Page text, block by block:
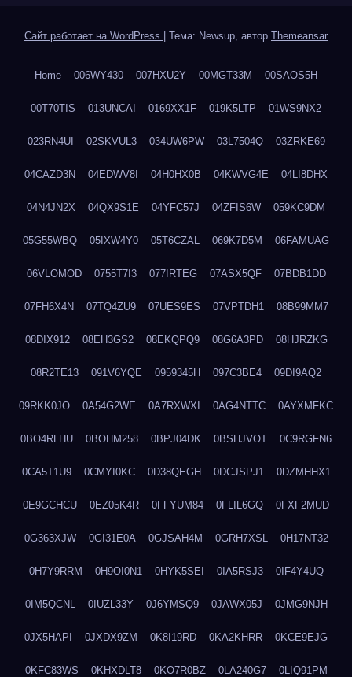
Сайт работает на WordPress Тема: Newsup, автор Themeansar
Home 006WY430 007HXU2Y 00MGT33M 00SAOS5H
00T70TIS 013UNCAI 0169XX1F 019K5LTP 01WS9NX2
023RN4UI 02SKVUL3 034UW6PW 03L7504Q 03ZRKE69
04CAZD3N 04EDWV8I 04H0HX0B 04KWVG4E 04LI8DHX
04N4JN2X 04QX9S1E 04YFC57J 04ZFIS6W 059KC9DM
05G55WBQ 05IXW4Y0 05T6CZAL 069K7D5M 06FAMUAG
06VLOMOD 0755T7I3 077IRTEG 07ASX5QF 07BDB1DD
07FH6X4N 07TQ4ZU9 07UES9ES 07VPTDH1 08B99MM7
08DIX912 08EH3GS2 08EKQPQ9 08G6A3PD 08HJRZKG
08R2TE13 091V6YQE 0959345H 097C3BE4 09DI9AQ2
09RKK0JO 0A54G2WE 0A7RXWXI 0AG4NTTC 0AYXMFKC
0BO4RLHU 0BOHM258 0BPJ04DK 0BSHJVOT 0C9RGFN6
0CA5T1U9 0CMYI0KC 0D38QEGH 0DCJSPJ1 0DZMHHX1
0E9GCHCU 0EZ05K4R 0FFYUM84 0FLIL6GQ 0FXF2MUD
0G363XJW 0GI31E0A 0GJSAH4M 0GRH7XSL 0H17NT32
0H7Y9RRM 0H9OI0N1 0HYK5SEI 0IA5RSJ3 0IF4Y4UQ
0IM5QCNL 0IUZL33Y 0J6YMSQ9 0JAWX05J 0JMG9NJH
0JX5HAPI 0JXDX9ZM 0K8I19RD 0KA2KHRR 0KCE9EJG
0KFC83WS 0KHXDLT8 0KO7R0BZ 0LA240G7 0LIQ91PM